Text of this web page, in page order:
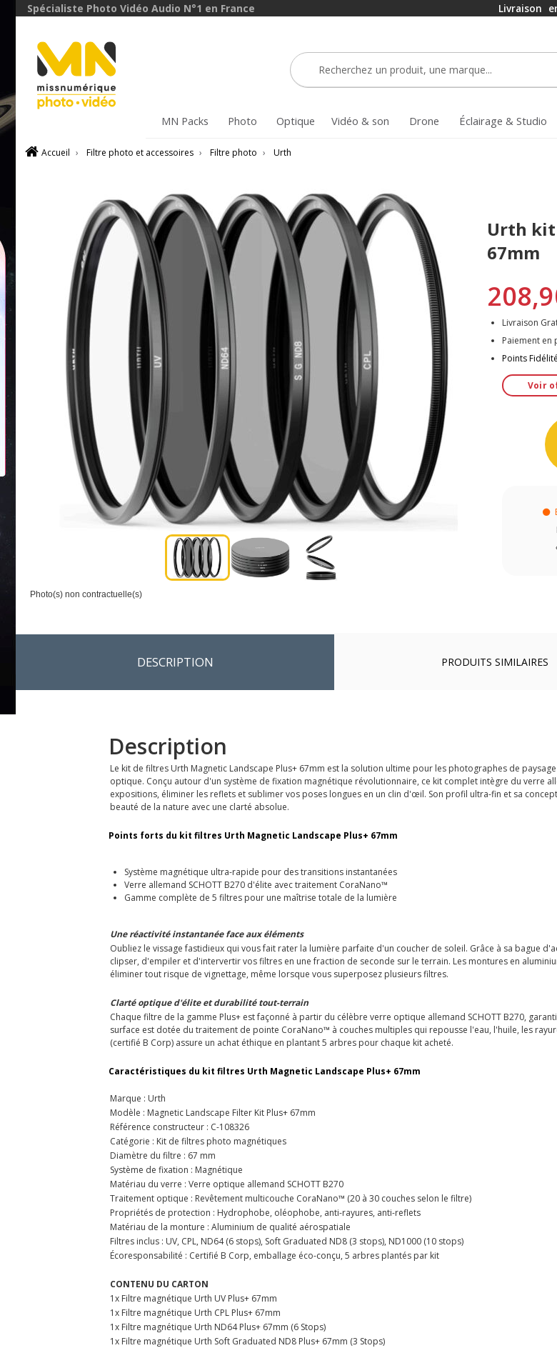
Spécialiste Photo Vidéo Audio N°1 en France Livraison
MN Packs Photo Optique Vidéo & son Drone Éclairage & Studio
Accueil › Filtre photo et accessoires › Filtre photo › Urth
avec le code
Photo(s) non contractuelle(s)
Urth kit
67mm
Livraison
Paiement en
Points
Voir
DESCRIPTION PRODUITS SIMILAIRES
Description
Le kit de filtres Urth Magnetic Landscape Plus+ 67mm est la solution ultime pour les photographes de
optique. Conçu autour d'un système de fixation magnétique révolutionnaire, ce kit complet intègre du verre
expositions, éliminer les reflets et sublimer vos poses longues en un clin d'œil. Son profil ultra-fin et sa
beauté de la nature avec une clarté absolue.
Points forts du kit filtres Urth Magnetic Landscape Plus+ 67mm
Système magnétique ultra-rapide pour des transitions instantanées
Verre allemand SCHOTT B270 d'élite avec traitement CoraNano™
Gamme complète de 5 filtres pour une maîtrise totale de la lumière
Une réactivité instantanée face aux éléments
Oubliez le vissage fastidieux qui vous fait rater la lumière parfaite d'un coucher de soleil. Grâce à sa bague
clipser, d'empiler et d'intervertir vos filtres en une fraction de seconde sur le terrain. Les montures en
éliminer tout risque de vignettage, même lorsque vous superposez plusieurs filtres.
Clarté optique d'élite et durabilité tout-terrain
Chaque filtre de la gamme Plus+ est façonné à partir du célèbre verre optique allemand SCHOTT B270,
surface est dotée du traitement de pointe CoraNano™ à couches multiples qui repousse l'eau, l'huile, les
(certifié B Corp) assure un achat éthique en plantant 5 arbres pour chaque kit acheté.
Caractéristiques du kit filtres Urth Magnetic Landscape Plus+ 67mm
Marque : Urth
Modèle : Magnetic Landscape Filter Kit Plus+ 67mm
Référence constructeur : C-108326
Catégorie : Kit de filtres photo magnétiques
Diamètre du filtre : 67 mm
Système de fixation : Magnétique
Matériau du verre : Verre optique allemand SCHOTT B270
Traitement optique : Revêtement multicouche CoraNano™ (20 à 30 couches selon le filtre)
Propriétés de protection : Hydrophobe, oléophobe, anti-rayures, anti-reflets
Matériau de la monture : Aluminium de qualité aérospatiale
Filtres inclus : UV, CPL, ND64 (6 stops), Soft Graduated ND8 (3 stops), ND1000 (10 stops)
Écoresponsabilité : Certifié B Corp, emballage éco-conçu, 5 arbres plantés par kit
CONTENU DU CARTON
1x Filtre magnétique Urth UV Plus+ 67mm
1x Filtre magnétique Urth CPL Plus+ 67mm
1x Filtre magnétique Urth ND64 Plus+ 67mm (6 Stops)
1x Filtre magnétique Urth Soft Graduated ND8 Plus+ 67mm (3 Stops)